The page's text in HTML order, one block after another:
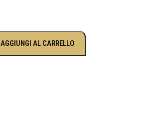
AGGIUNGI AL CARRELLO